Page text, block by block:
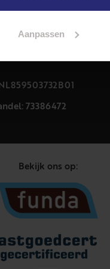
Aanpassen
73386472
Bekijk ons op: